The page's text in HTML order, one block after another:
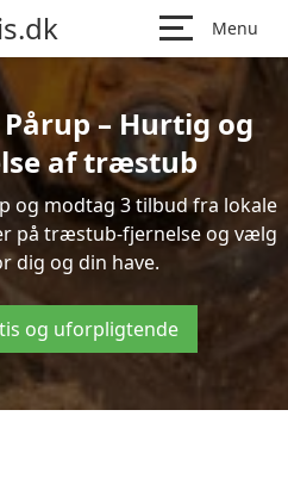
Menu
– Hurtig og
af træstub
og modtag 3 tilbud fra lokale
på træstub-fjernelse og vælg
dig og din have.
og uforpligtende